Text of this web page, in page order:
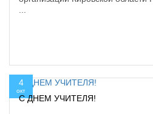
4
окт
С ДНЕМ УЧИТЕЛЯ!